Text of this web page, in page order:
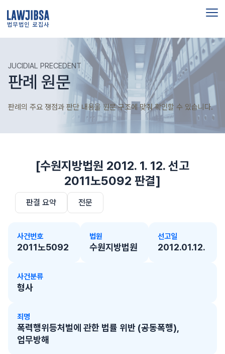
법무법인 로집사
JUCIDIAL PRECEDENT
판례 원문
판례의 주요 쟁점과 판단 내용을 원문 구조에 맞춰 확인할 수 있습니다.
[수원지방법원 2012. 1. 12. 선고
2011노5092 판결]
판결 요약 전문
사건번호
2011노5092
법원
수원지방법원
선고일
2012.01.12.
사건분류
형사
죄명
폭력행위등처벌에 관한 법률 위반 (공동폭행),
업무방해